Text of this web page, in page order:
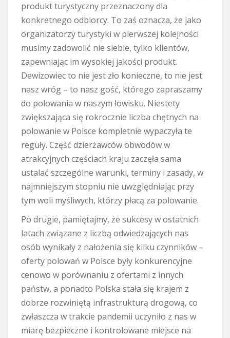
produkt turystyczny przeznaczony dla
konkretnego odbiorcy. To zaś oznacza, że jako
organizatorzy turystyki w pierwszej kolejności
musimy zadowolić nie siebie, tylko klientów,
zapewniając im wysokiej jakości produkt.
Dewizowiec to nie jest zło konieczne, to nie jest
nasz wróg – to nasz gość, którego zapraszamy
do polowania w naszym łowisku. Niestety
zwiększająca się rokrocznie liczba chętnych na
polowanie w Polsce kompletnie wypaczyła te
reguły. Część dzierżawców obwodów w
atrakcyjnych częściach kraju zaczęła sama
ustalać szczególne warunki, terminy i zasady, w
najmniejszym stopniu nie uwzględniając przy
tym woli myśliwych, którzy płacą za polowanie.
Po drugie, pamiętajmy, że sukcesy w ostatnich
latach związane z liczbą odwiedzających nas
osób wynikały z nałożenia się kilku czynników –
oferty polowań w Polsce były konkurencyjne
cenowo w porównaniu z ofertami z innych
państw, a ponadto Polska stała się krajem z
dobrze rozwiniętą infrastrukturą drogową, co
zwłaszcza w trakcie pandemii uczyniło z nas w
miarę bezpieczne i kontrolowane miejsce na